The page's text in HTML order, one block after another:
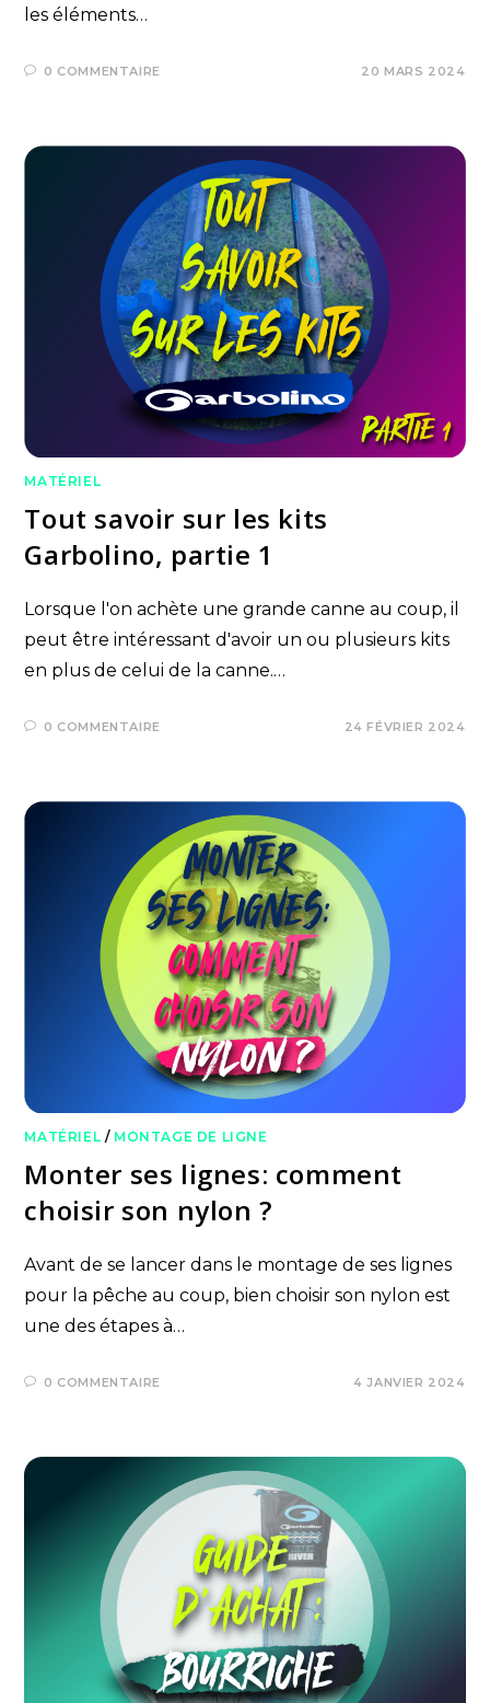
les éléments…
0 COMMENTAIRE 20 MARS 2024
MATÉRIEL
Tout savoir sur les kits
Garbolino, partie 1
Lorsque l'on achète une grande canne au coup, il
peut être intéressant d'avoir un ou plusieurs kits
en plus de celui de la canne.…
0 COMMENTAIRE 24 FÉVRIER 2024
MATÉRIEL / MONTAGE DE LIGNE
Monter ses lignes: comment
choisir son nylon ?
Avant de se lancer dans le montage de ses lignes
pour la pêche au coup, bien choisir son nylon est
une des étapes à…
0 COMMENTAIRE 4 JANVIER 2024